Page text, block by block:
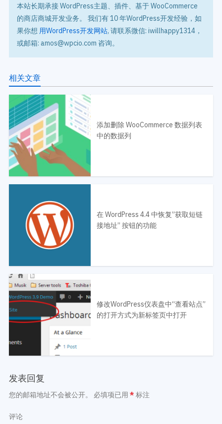
本站长期承接 WordPress主题、插件、基于 WooCommerce
的商店商城开发业务。 我们有 10 年WordPress开发经验，如
果你想 用WordPress开发网站, 请联系微信: iwillhappy1314，
或邮箱: amos@wpcio.com 咨询。
相关文章
添加删除 WooCommerce 数据列表
中的数据列
在 WordPress 4.4 中恢复”获取短链
接地址” 按钮的功能
修改WordPress仪表盘中“查看站点”
的打开方式为新标签页中打开
发表回复
您的邮箱地址不会被公开。 必填项已用 * 标注
评论